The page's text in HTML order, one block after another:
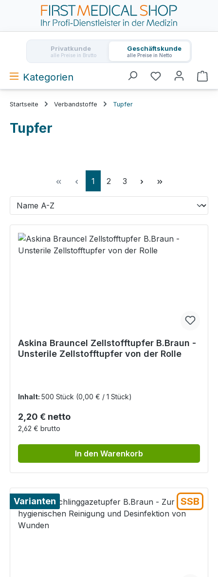
Zum Hauptinhalt springen
Privatkunde
alle Preise in Brutto
Geschäftskunde
alle Preise in Netto
Kategorien
Startseite Verbandstoffe Tupfer
Tupfer
Seite
1 Seite
2 Seite
3
Askina Brauncel Zellstofftupfer B.Braun -
Unsterile Zellstofftupfer von der Rolle
Inhalt: 500 Stück (0,00 € / 1 Stück)
Regulärer Preis:
2,20 € netto
2,62 € brutto
In den Warenkorb
Varianten SSB